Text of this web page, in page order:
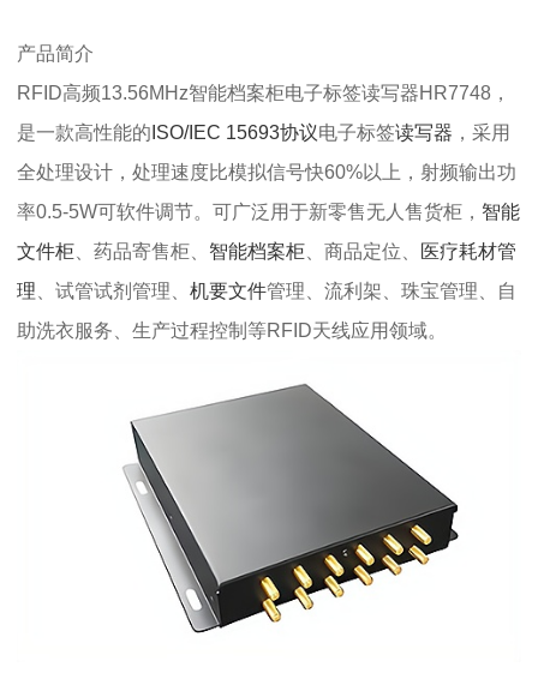
产品简介
RFID高频13.56MHz智能档案柜电子标签读写器HR7748，
是一款高性能的 ISO/IEC 15693协议电子标签读写器 ，采用
全处理设计，处理速度比模拟信号快60%以上，射频输出功
率0.5-5W可软件调节。可广泛用于新零售无人售货柜， 智能
文件柜 、药品寄售柜、 智能档案柜 、商品定位、
医疗耗材管
理 、试管试剂管理、 机要文件管理、流利架、珠宝管理、自
助洗衣服务、生产过程控制等RFID天线应用领域。